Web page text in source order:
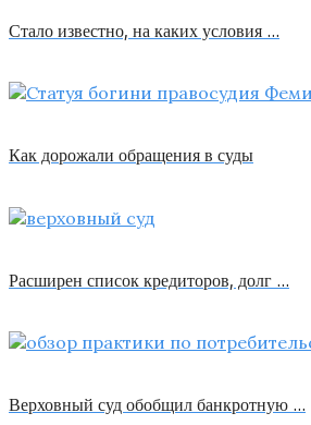
Стало известно, на каких условия …
Как дорожали обращения в суды
Расширен список кредиторов, долг …
Верховный суд обобщил банкротную …